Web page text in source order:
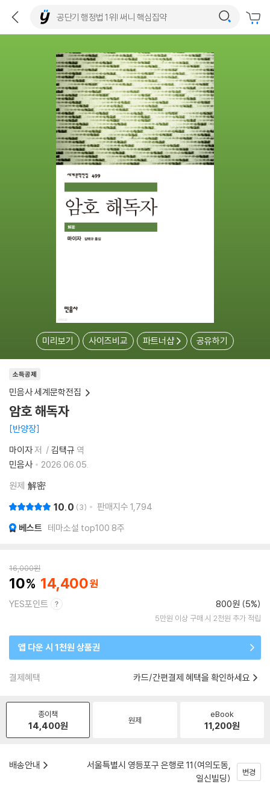
미리보기 사이즈비교 파트너샵 공유하기
소득공제
민음사 세계문학전집
암호 해독자
반양장
마이자저 김택규 역
민음사
2026.06.05.
원제 解密
10.0 3 판매지수 1,794
베스트 테마소설 top100 8주
16,000원
10 14,400
YES포인트 800원 (5%)
5만원 이상 구매 시 2천원 추가 적립
앱 다운 시 1천원 상품권
결제혜택 카드/간편결제 혜택을 확인하세요
종이책
14,400원 원제
eBook
11,200원
배송안내
서울특별시 영등포구 은행로 11(여의도동,
일신빌딩)
변경